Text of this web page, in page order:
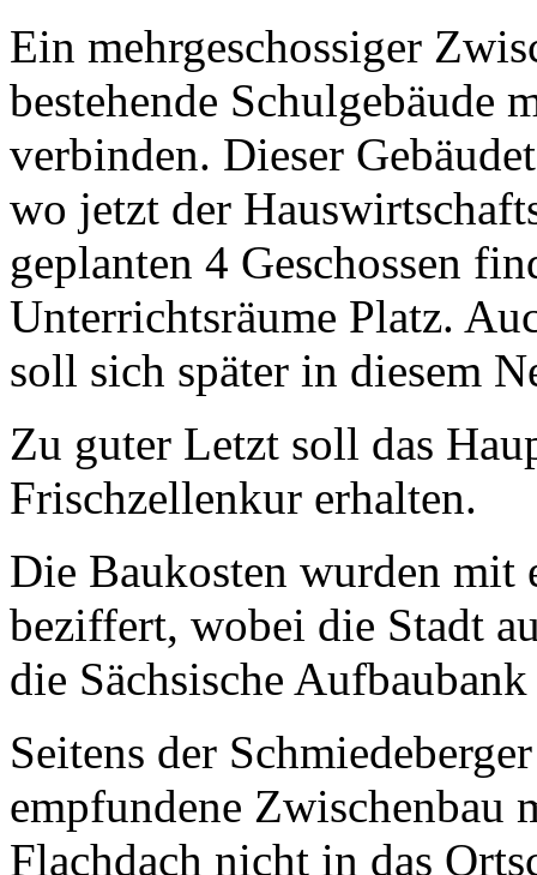
Ein mehrgeschossiger
bestehende Schulgebäude
verbinden. Dieser
wo jetzt der
geplanten 4 Geschossen
Unterrichtsräume Platz.
soll sich später in diesem
Zu guter Letzt soll das
Frischzellenkur erhalten.
Die Baukosten wurden
beziffert, wobei die Stadt
die Sächsische
Seitens der
empfundene Zwischenbau
Flachdach nicht in das